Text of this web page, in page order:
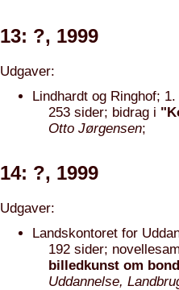
13: ?, 1999
Udgaver:
Lindhardt og Ringhof;
253 sider; bidrag i
Otto Jørgensen;
14: ?, 1999
Udgaver:
Landskontoret for
192 sider;
billedkunst om
Uddannelse,